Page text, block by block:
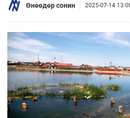
Өнөөдөр сонин 2025-07-14